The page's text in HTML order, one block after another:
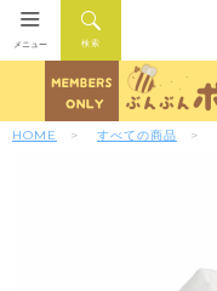
検索
メニュー
HOME すべての商品